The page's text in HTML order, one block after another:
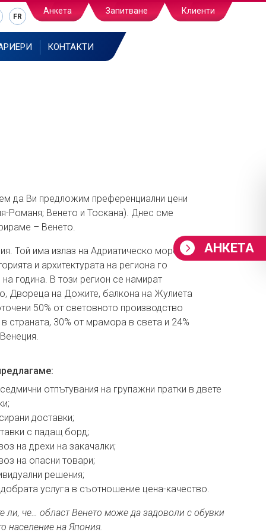
Клиенти
Запитване
Анкета
FR
КОНТАКТИ
да Ви предложим преференциални цени
Романя; Венето и Тоскана). Днес сме
– Венето.
Той има излаз на Адриатическо море и
и архитектурата на региона го
година. В този регион се намират
Двореца на Дожите, балкона на Жулиета
50% от световното производство
страната, 30% от мрамора в света и 24%
отпътувания на групажни пратки в двете
доставки;
с падащ борд;
на дрехи на закачалки;
на опасни товари;
решения;
услуга в съотношение цена-качество.
ли, че… област Венето може да задоволи с обувки
население на Япония.
АНКЕТА